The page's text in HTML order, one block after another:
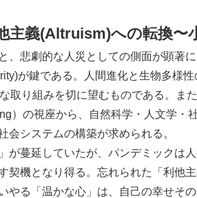
主義(Altruism)への転換〜
悲劇的な人災としての側面が顕著
が鍵である。人間進化と生物多様
取り組みを切に望むものである。ま
）の視座から、自然科学・人文学・
会システムの構築が求められる。
蔓延していたが、パンデミックは
契機となり得る。忘れられた「利他
やる「温かな心」は、自己の幸せそ